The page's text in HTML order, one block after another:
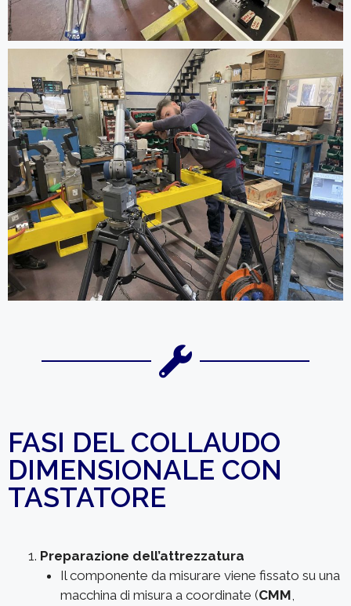
FASI DEL COLLAUDO
DIMENSIONALE CON
TASTATORE
Preparazione dell’attrezzatura
Il componente da misurare viene fissato su una
macchina di misura a coordinate (CMM,